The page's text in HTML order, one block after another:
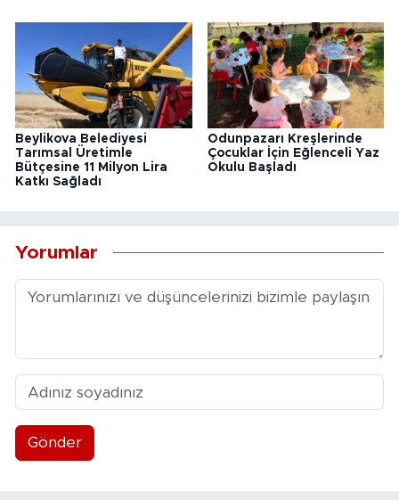
Beylikova Belediyesi
Tarımsal Üretimle
Bütçesine 11 Milyon Lira
Katkı Sağladı
Odunpazarı Kreşlerinde
Çocuklar İçin Eğlenceli Yaz
Okulu Başladı
Yorumlar
Gönder